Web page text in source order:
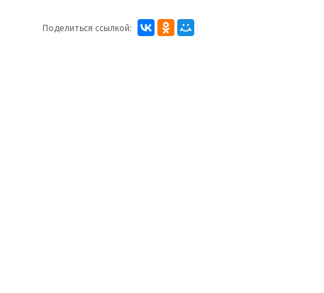
Поделиться ссылкой: